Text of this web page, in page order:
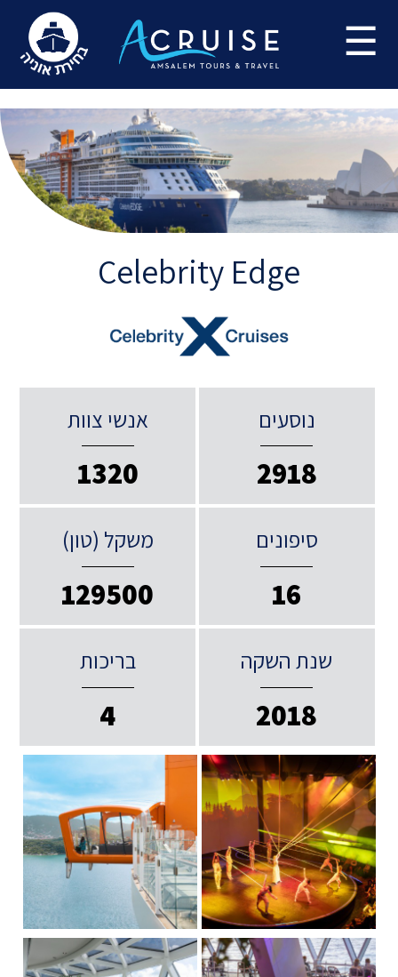
Update cookies preferences
☰
Celebrity Edge
נוסעים
2918
אנשי צוות
1320
סיפונים
16
משקל (טון)
129500
שנת השקה
2018
בריכות
4